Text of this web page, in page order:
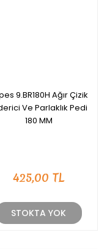
9.BR180H Ağır Çizik
Ve Parlaklık Pedi
180 MM
425,00 TL
STOKTA YOK